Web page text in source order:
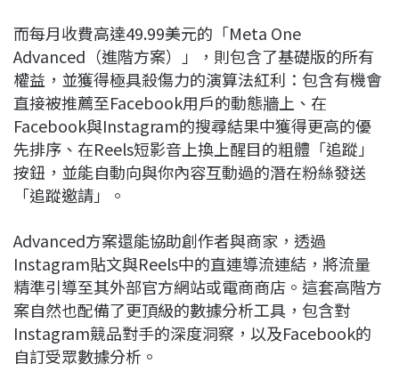
而每月收費高達49.99美元的「Meta One
Advanced（進階方案）」，則包含了基礎版的所有
權益，並獲得極具殺傷力的演算法紅利：包含有機會
直接被推薦至Facebook用戶的動態牆上、在
Facebook與Instagram的搜尋結果中獲得更高的優
先排序、在Reels短影音上換上醒目的粗體「追蹤」
按鈕，並能自動向與你內容互動過的潛在粉絲發送
「追蹤邀請」。
Advanced方案還能協助創作者與商家，透過
Instagram貼文與Reels中的直連導流連結，將流量
精準引導至其外部官方網站或電商商店。這套高階方
案自然也配備了更頂級的數據分析工具，包含對
Instagram競品對手的深度洞察，以及Facebook的
自訂受眾數據分析。